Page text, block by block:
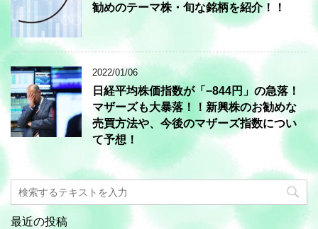
勧めのテーマ株・旬な銘柄を紹介！！
2022/01/06
日経平均株価指数が「−844円」の急落！
マザーズも大暴落！！新興株のお勧めな
売買方法や、今後のマザーズ指数につい
て予想！
最近の投稿